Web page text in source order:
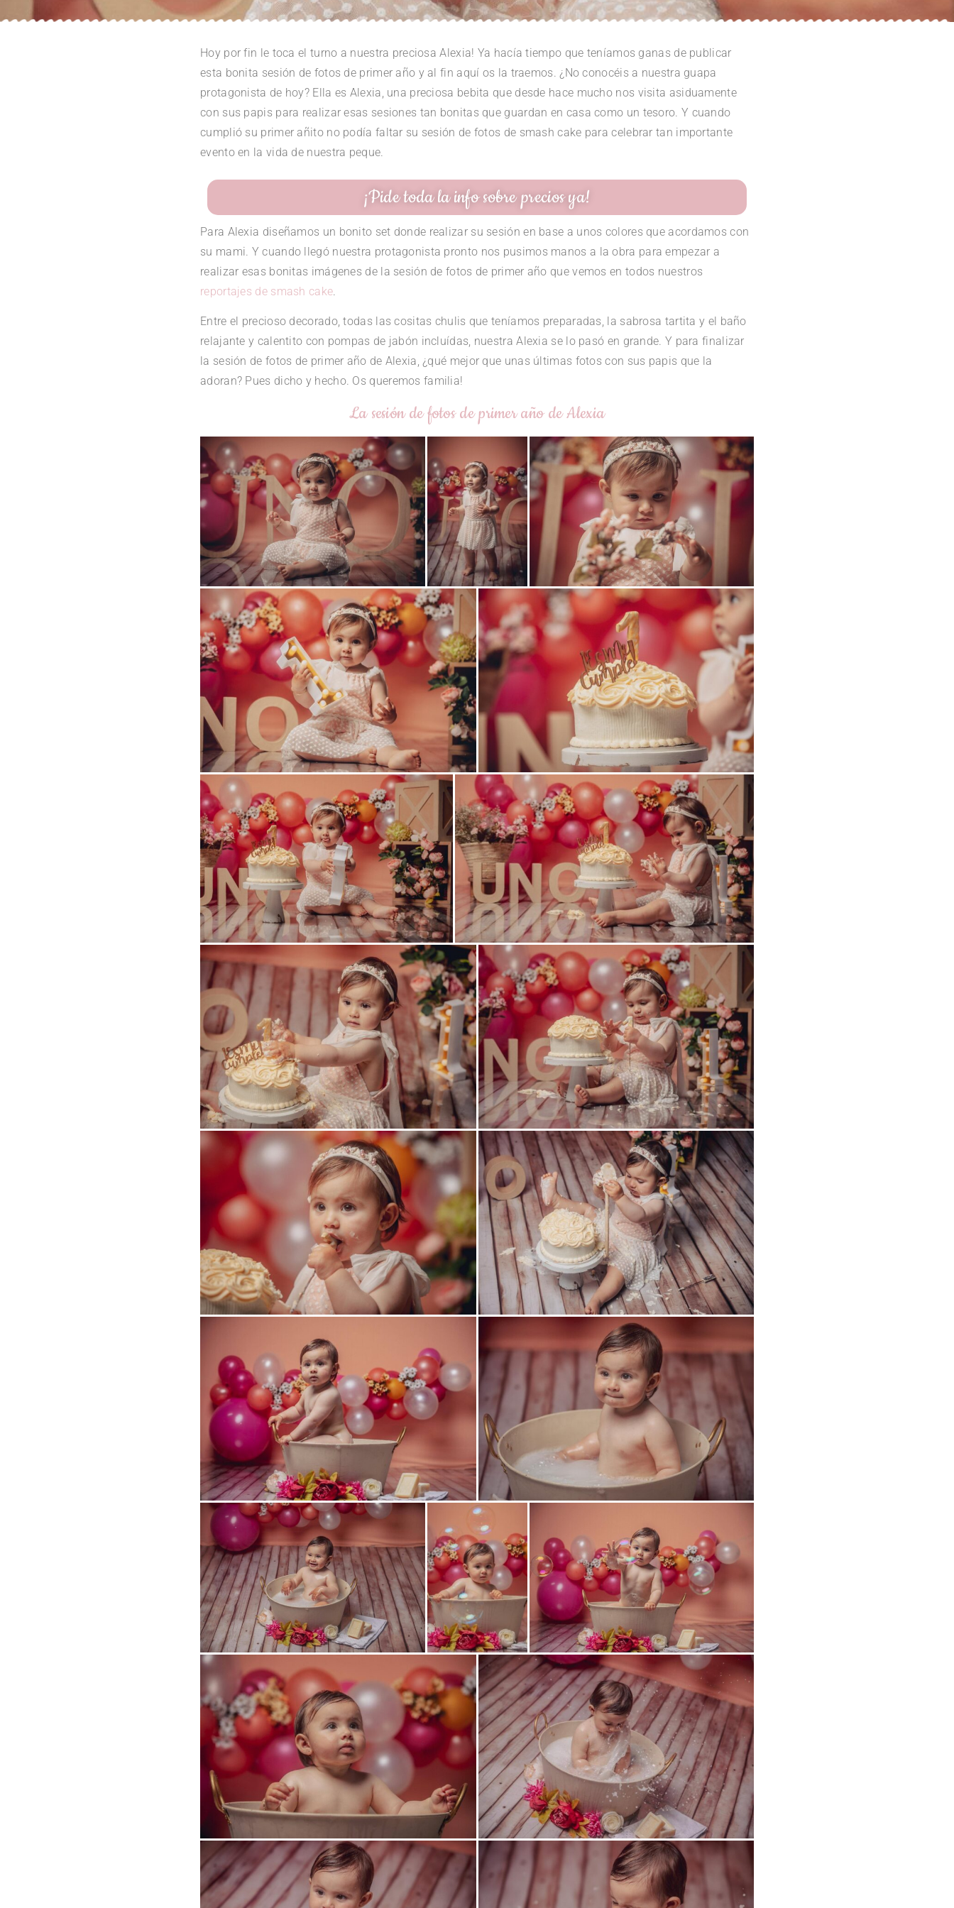
Hoy por fin le toca el turno a nuestra preciosa Alexia! Ya hacía tiempo que teníamos ganas de publicar
esta bonita sesión de fotos de primer año y al fin aquí os la traemos. ¿No conocéis a nuestra guapa
protagonista de hoy? Ella es Alexia, una preciosa bebita que desde hace mucho nos visita asiduamente
con sus papis para realizar esas sesiones tan bonitas que guardan en casa como un tesoro. Y cuando
cumplió su primer añito no podía faltar su sesión de fotos de smash cake para celebrar tan importante
evento en la vida de nuestra peque.
¡Pide toda la info sobre precios ya!
Para Alexia diseñamos un bonito set donde realizar su sesión en base a unos colores que acordamos con
su mami. Y cuando llegó nuestra protagonista pronto nos pusimos manos a la obra para empezar a
realizar esas bonitas imágenes de la sesión de fotos de primer año que vemos en todos nuestros
reportajes de smash cake.
Entre el precioso decorado, todas las cositas chulis que teníamos preparadas, la sabrosa tartita y el baño
relajante y calentito con pompas de jabón incluídas, nuestra Alexia se lo pasó en grande. Y para finalizar
la sesión de fotos de primer año de Alexia, ¿qué mejor que unas últimas fotos con sus papis que la
adoran? Pues dicho y hecho. Os queremos familia!
La sesión de fotos de primer año de Alexia